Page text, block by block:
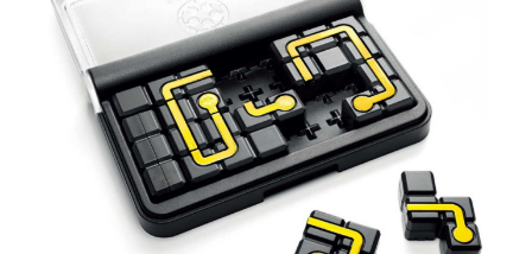
会社情報 / EN